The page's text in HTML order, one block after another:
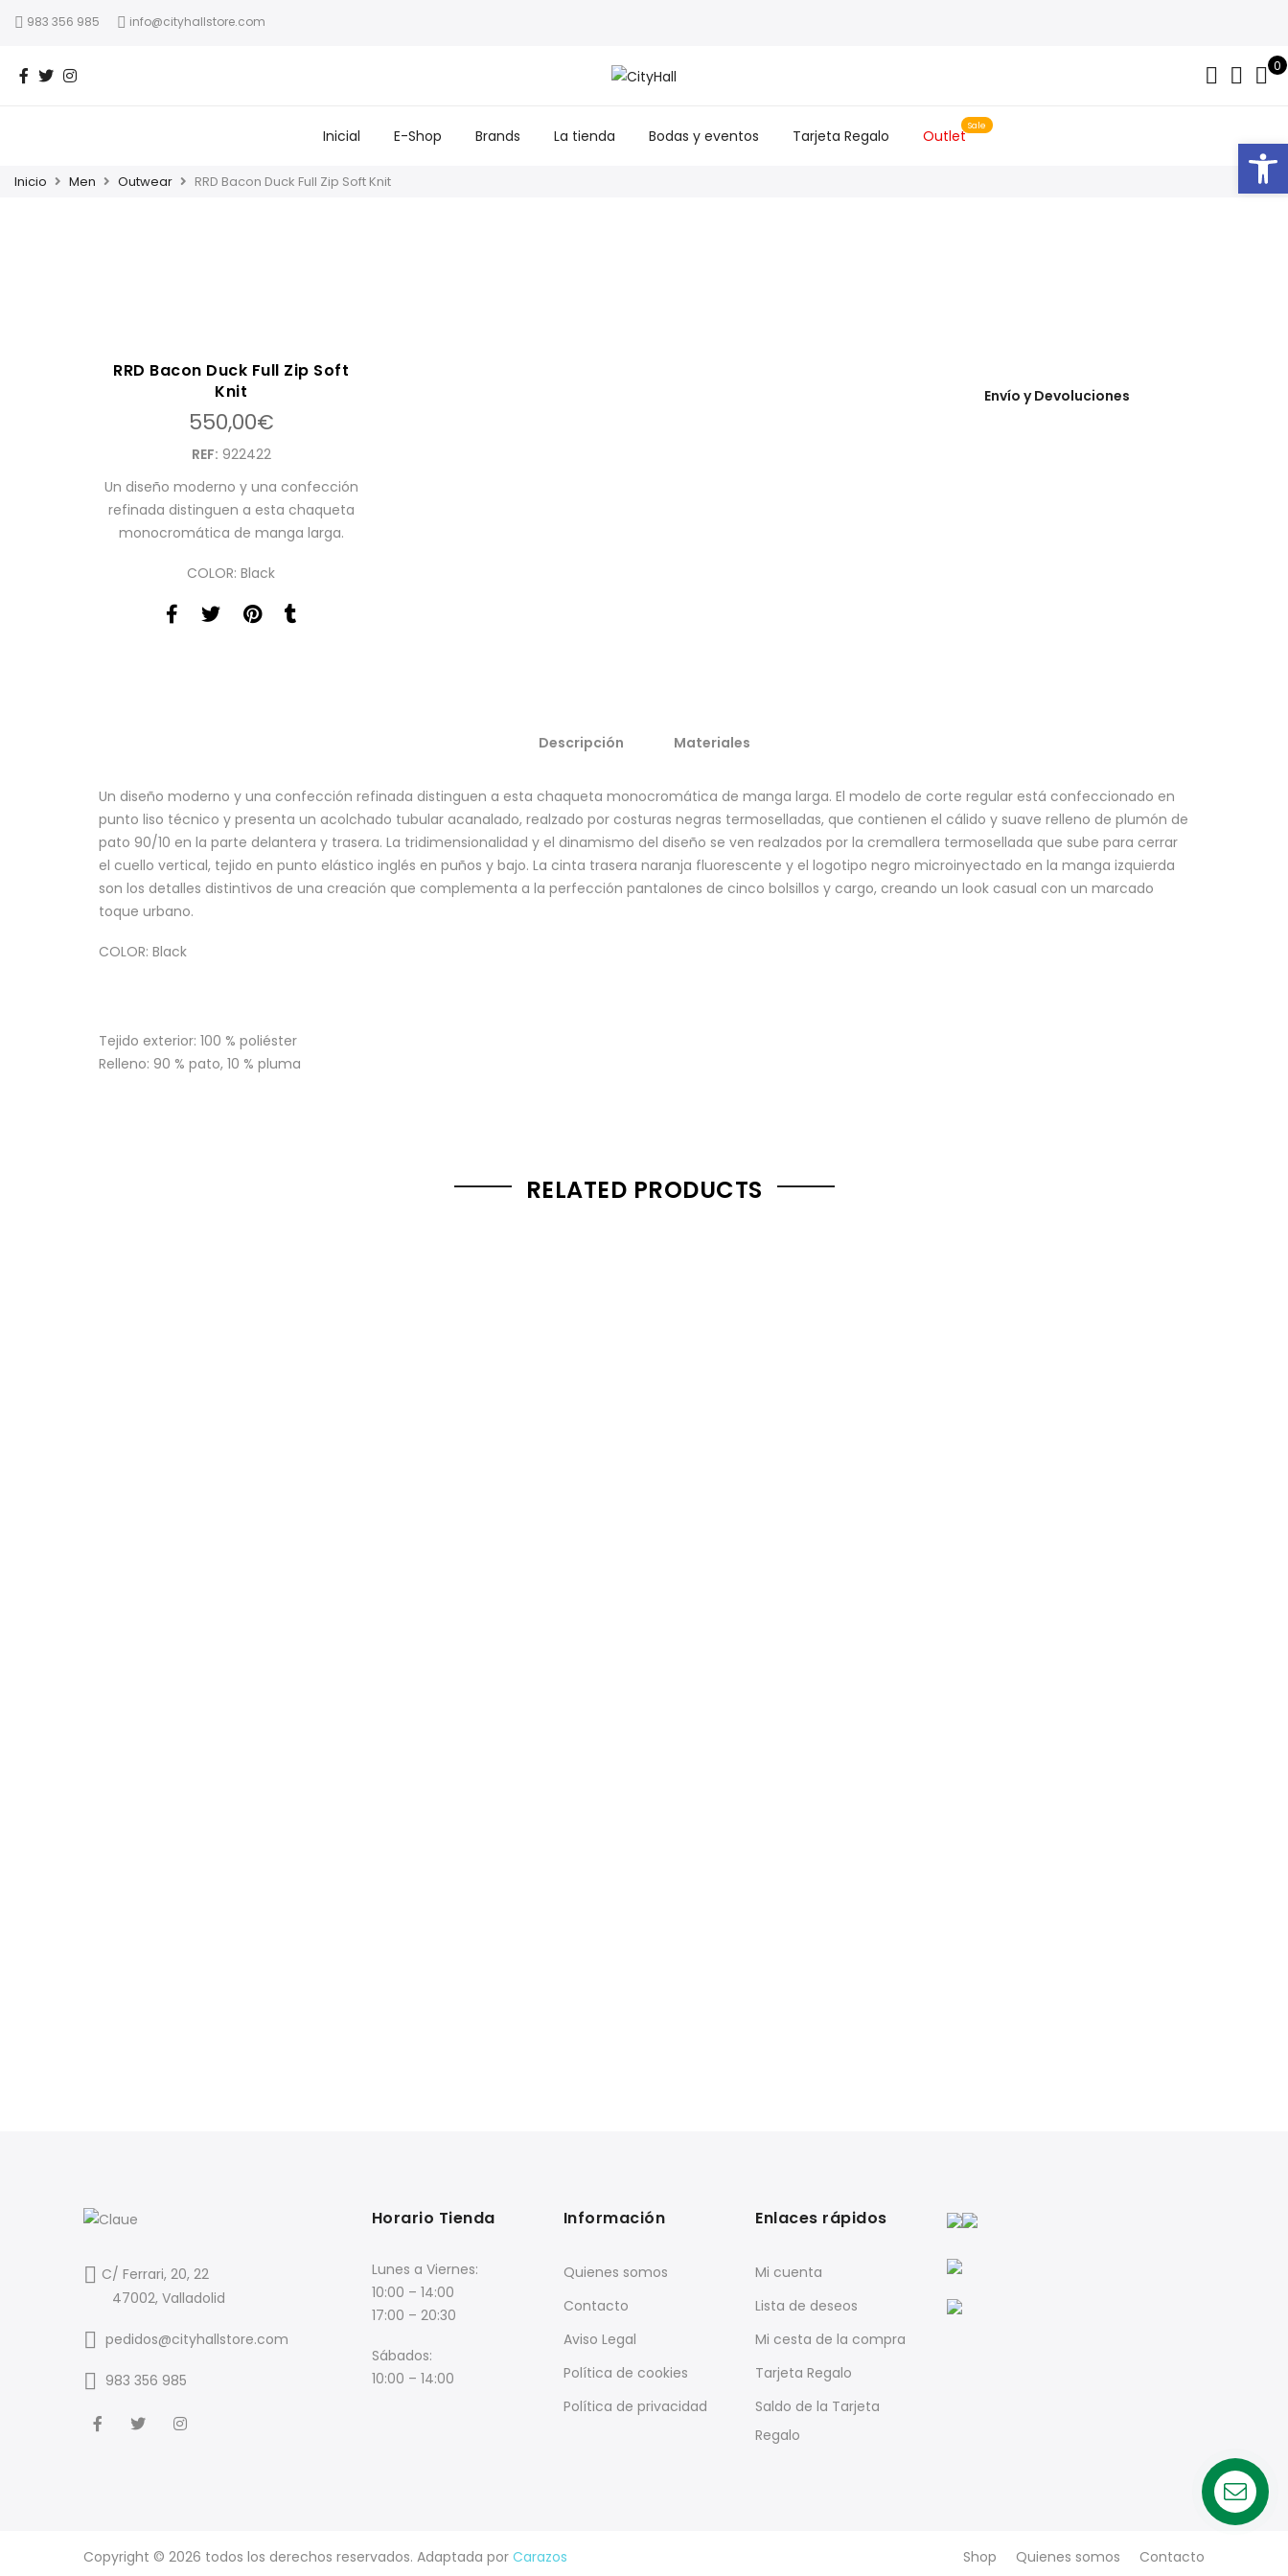
983 356 985 info@cityhallstore.com
0
Inicial E-Shop Brands La tienda Bodas y eventos Tarjeta Regalo Outlet
Inicio Men Outwear RRD Bacon Duck Full Zip Soft Knit
RRD Bacon Duck Full Zip Soft
Knit
550,00€
REF: 922422
Un diseño moderno y una confección
refinada distinguen a esta chaqueta
monocromática de manga larga.
COLOR: Black
Envío y Devoluciones
Descripción Materiales
Un diseño moderno y una confección refinada distinguen a esta chaqueta monocromática de manga larga. El modelo de corte regular está confeccionado en
punto liso técnico y presenta un acolchado tubular acanalado, realzado por costuras negras termoselladas, que contienen el cálido y suave relleno de plumón de
pato 90/10 en la parte delantera y trasera. La tridimensionalidad y el dinamismo del diseño se ven realzados por la cremallera termosellada que sube para cerrar
el cuello vertical, tejido en punto elástico inglés en puños y bajo. La cinta trasera naranja fluorescente y el logotipo negro microinyectado en la manga izquierda
son los detalles distintivos de una creación que complementa a la perfección pantalones de cinco bolsillos y cargo, creando un look casual con un marcado
toque urbano.
COLOR: Black
Tejido exterior: 100 % poliéster
Relleno: 90 % pato, 10 % pluma
RELATED PRODUCTS
C/ Ferrari, 20, 22
47002, Valladolid
pedidos@cityhallstore.com
983 356 985
Horario Tienda
Lunes a Viernes:
10:00 – 14:00
17:00 – 20:30
Sábados:
10:00 – 14:00
Información
Quienes somos
Contacto
Aviso Legal
Política de cookies
Política de privacidad
Enlaces rápidos
Mi cuenta
Lista de deseos
Mi cesta de la compra
Tarjeta Regalo
Saldo de la Tarjeta
Regalo
Copyright © 2026 todos los derechos reservados. Adaptada por Carazos Shop Quienes somos Contacto